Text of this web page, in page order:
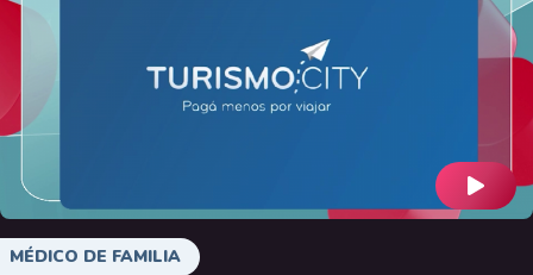
MÉDICO DE FAMILIA